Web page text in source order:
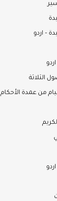
– اردو
الثلاثة
من عمدة الأحكام